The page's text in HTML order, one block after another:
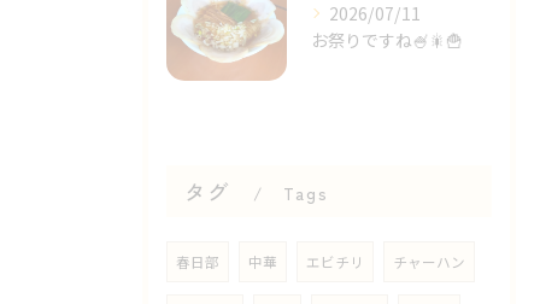
2026/07/11
お祭りですね🍧🎇🍟⁡
タグ Tags
春日部 中華 エビチリ チャーハン